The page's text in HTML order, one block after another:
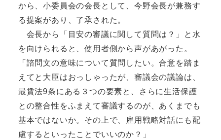
から、小委員会の会長として、今野会長が兼務す
る提案があり、了承された。
会長から「目安の審議に関して質問は？」と水
を向けられると、使用者側から声があがった。
「諮問文の意味について質問したい。合意を踏ま
えてと大臣はおっしゃったが、審議会の議論は、
最賃法9条にある３つの要素と、さらに生活保護
との整合性をふまえて審議するのが、あくまでも
基本ではないか。その上で、雇用戦略対話にも配
慮するといったことでいいのか？」